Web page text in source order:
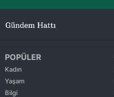
POPÜLER
Kadın
Yaşam
Bilgi